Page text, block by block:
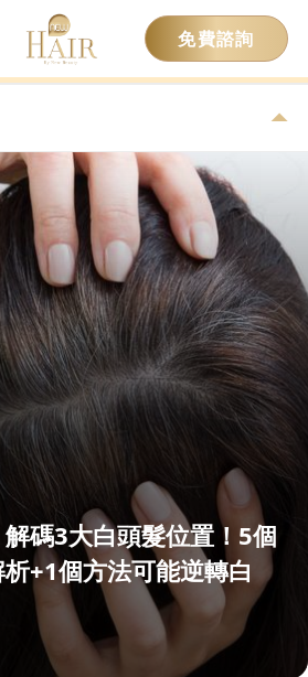
免費諮詢
碼3大白頭髮位置！5個
+1個方法可能逆轉白